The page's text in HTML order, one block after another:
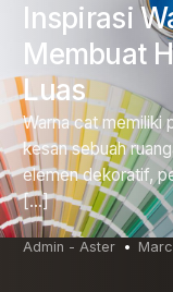
Inspirasi
Membuat
Luas
Warna cat memiliki
kesan sebuah
elemen dekoratif,
[…]
Admin - Aster